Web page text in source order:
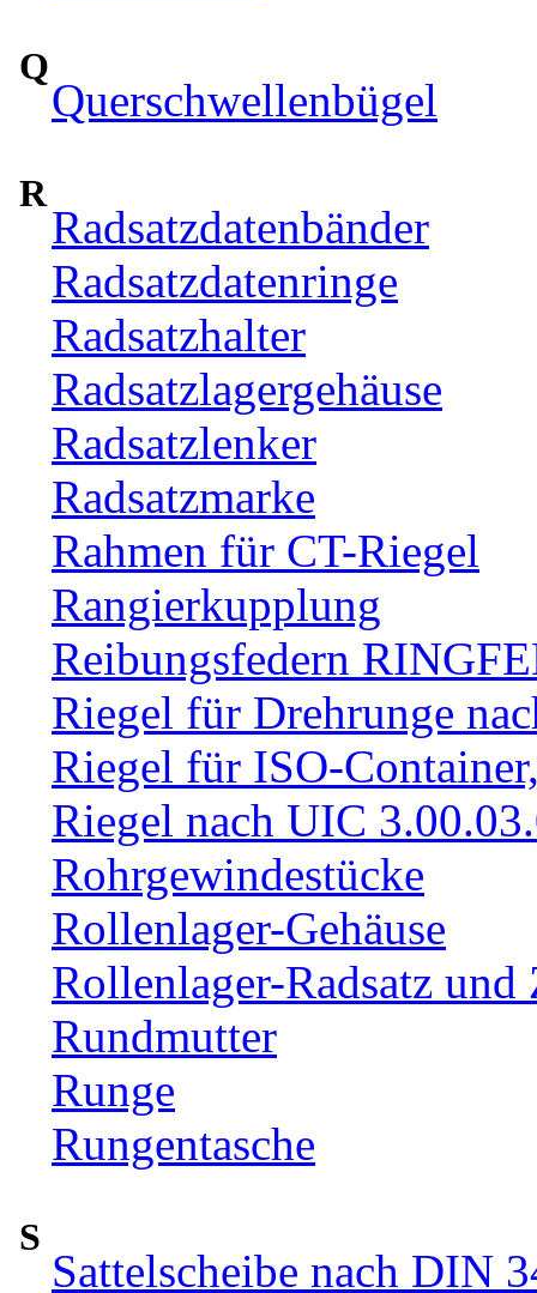
Q
Querschwellenbügel
R
Radsatzdatenbänder
Radsatzdatenringe
Radsatzhalter
Radsatzlagergehäuse
Radsatzlenker
Radsatzmarke
Rahmen für CT-Riegel
Rangierkupplung
Reibungsfedern
Riegel für Drehrunge
Riegel für ISO-
Riegel nach UIC
Rohrgewindestücke
Rollenlager-Gehäuse
Rollenlager-Radsatz und
Rundmutter
Runge
Rungentasche
S
Sattelscheibe nach DIN